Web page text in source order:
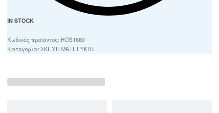
IN STOCK
HOS1880
Κατηγορία: ΣΚΕΥΗ ΜΑΓΕΙΡΙΚΗΣ